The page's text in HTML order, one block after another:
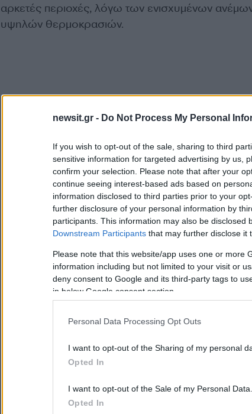
newsit.gr - Do Not Process My Personal
If you wish to opt-out of the sale, sharing to third
sensitive information for targeted advertising by us,
confirm your selection. Please note that after your
continue seeing interest-based ads based on
information disclosed to third parties prior to your
further disclosure of your personal information by
participants. This information may also be disclosed
Downstream Participants that may further disclose it
Please note that this website/app uses one or more
information including but not limited to your visit or
deny consent to Google and its third-party tags to
in below Google consent section.
Personal Data Processing Opt Outs
I want to opt-out of the Sharing of my personal
Opted In
I want to opt-out of the Sale of my Personal Data.
Opted In
αρκετές περιοχές, λόγω των ενισχυμένων
υψηλών θερμοκρασιών.
Αναλυτικά ο καιρός αύριο από την